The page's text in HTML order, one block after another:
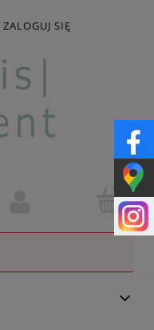
ZALOGUJ SIĘ